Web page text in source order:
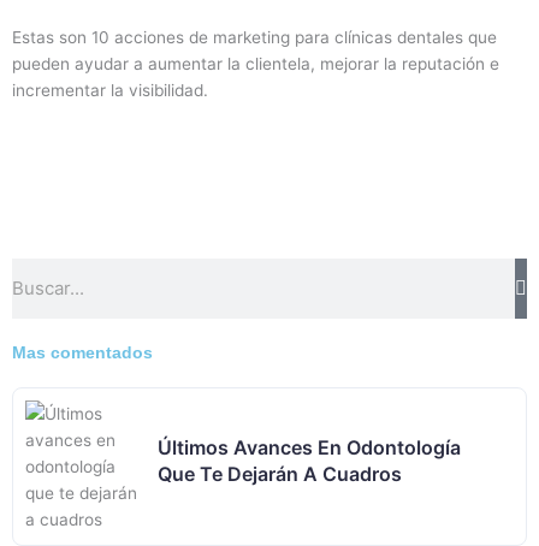
Estas son 10 acciones de marketing para clínicas dentales que
pueden ayudar a aumentar la clientela, mejorar la reputación e
incrementar la visibilidad.
Mas comentados
Últimos Avances En Odontología
Que Te Dejarán A Cuadros